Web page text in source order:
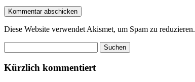
Diese Website verwendet Akismet, um Spam zu reduzieren.
nach:
Kürzlich kommentiert